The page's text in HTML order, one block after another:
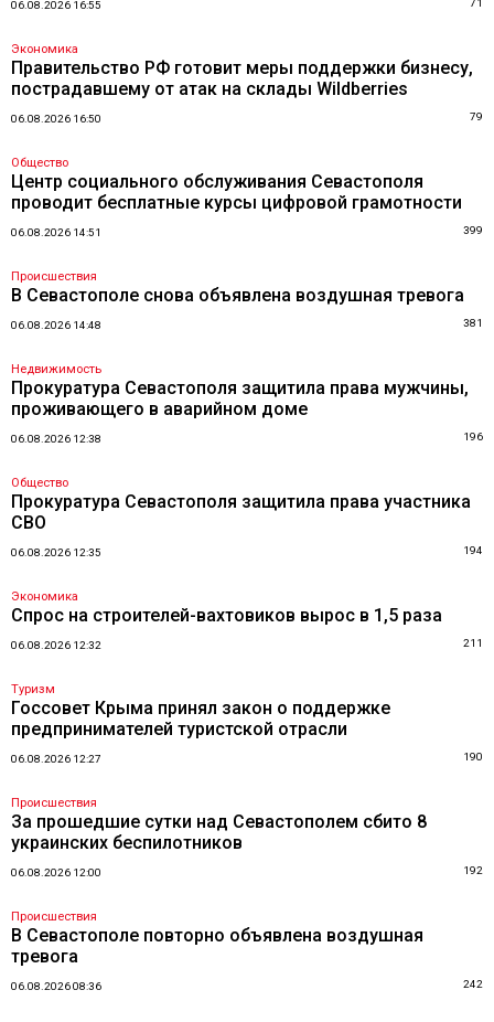
06.08.2026 16:55 71
Экономика
Правительство РФ готовит меры поддержки бизнесу,
пострадавшему от атак на склады Wildberries
06.08.2026 16:50 79
Общество
Центр социального обслуживания Севастополя
проводит бесплатные курсы цифровой грамотности
06.08.2026 14:51 399
Происшествия
В Севастополе снова объявлена воздушная тревога
06.08.2026 14:48 381
Недвижимость
Прокуратура Севастополя защитила права мужчины,
проживающего в аварийном доме
06.08.2026 12:38 196
Общество
Прокуратура Севастополя защитила права участника
СВО
06.08.2026 12:35 194
Экономика
Спрос на строителей-вахтовиков вырос в 1,5 раза
06.08.2026 12:32 211
Туризм
Госсовет Крыма принял закон о поддержке
предпринимателей туристской отрасли
06.08.2026 12:27 190
Происшествия
За прошедшие сутки над Севастополем сбито 8
украинских беспилотников
06.08.2026 12:00 192
Происшествия
В Севастополе повторно объявлена воздушная
тревога
06.08.2026 08:36 242